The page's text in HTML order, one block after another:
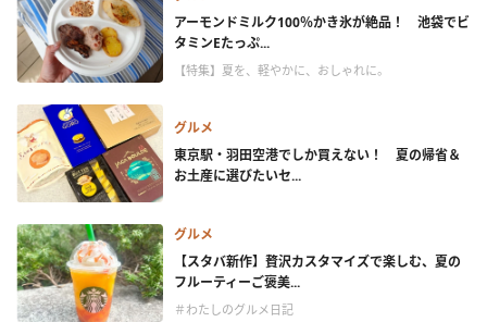
アーモンドミルク100％かき氷が絶品！ 池袋でビ
タミンEたっぷ...
【特集】夏を、軽やかに、おしゃれに。
グルメ
東京駅・羽田空港でしか買えない！ 夏の帰省＆
お土産に選びたいセ...
グルメ
【スタバ新作】贅沢カスタマイズで楽しむ、夏の
フルーティーご褒美...
＃わたしのグルメ日記